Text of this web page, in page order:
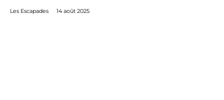
Les Escapades 14 août 2025